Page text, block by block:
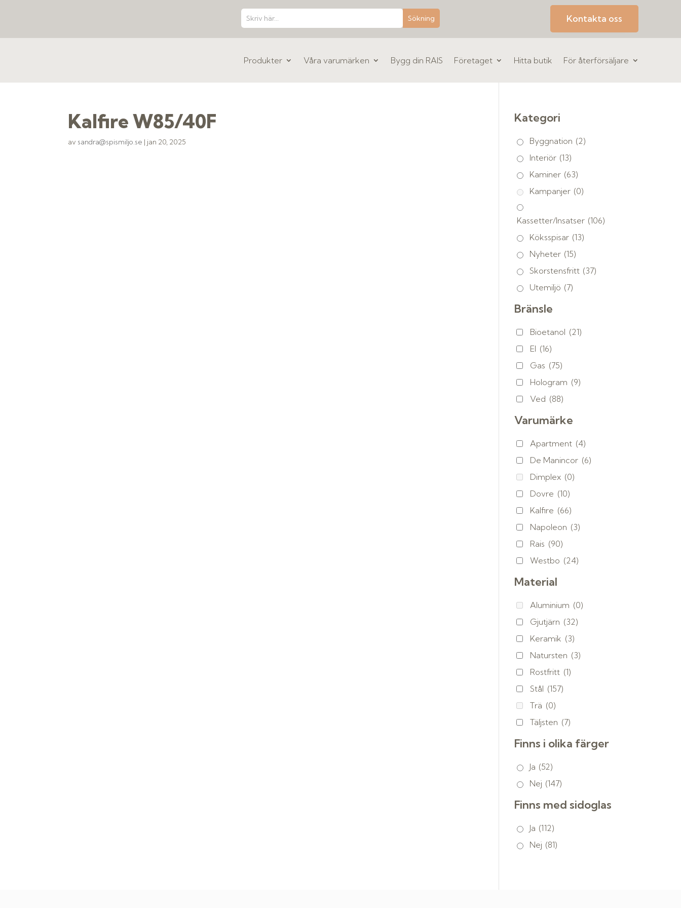
Kontakta oss
Produkter Våra varumärken Bygg din RAIS Företaget Hitta butik För återförsäljare
Kalfire W85/40F
av sandra@spismiljo.se | jan 20, 2025
Kategori
Byggnation (2)
Interiör (13)
Kaminer (63)
Kampanjer (0)
Kassetter/Insatser (106)
Köksspisar (13)
Nyheter (15)
Skorstensfritt (37)
Utemiljö (7)
Bränsle
Bioetanol (21)
El (16)
Gas (75)
Hologram (9)
Ved (88)
Varumärke
Apartment (4)
De Manincor (6)
Dimplex (0)
Dovre (10)
Kalfire (66)
Napoleon (3)
Rais (90)
Westbo (24)
Material
Aluminium (0)
Gjutjärn (32)
Keramik (3)
Natursten (3)
Rostfritt (1)
Stål (157)
Trä (0)
Täljsten (7)
Finns i olika färger
Ja (52)
Nej (147)
Finns med sidoglas
Ja (112)
Nej (81)